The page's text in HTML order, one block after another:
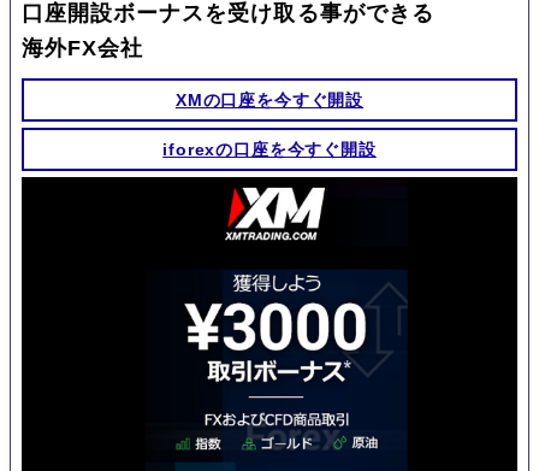
口座開設ボーナスを受け取る事ができる
海外FX会社
XMの口座を今すぐ開設
iforexの口座を今すぐ開設